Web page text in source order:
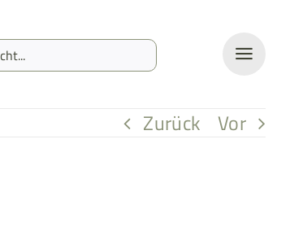
Zurück
Vor